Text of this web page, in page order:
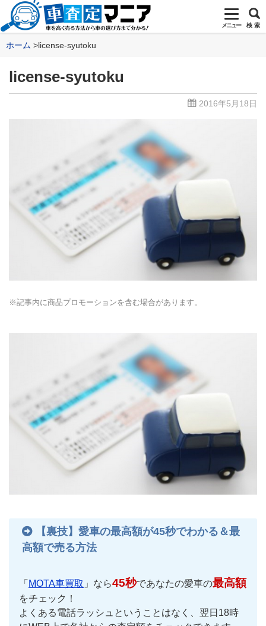
メニュー 検 索
ホーム license-syutoku
license-syutoku
2016年5月18日
※記事内に商品プロモーションを含む場合があります。
【裏技】愛車の最高額が45秒でわかる＆最
高額で売る方法
「 MOTA車買取 」なら45秒であなたの愛車の最高額
をチェック！
よくある電話ラッシュということはなく、翌日18時